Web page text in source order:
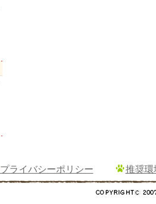
プライバシーポリシー 推奨環